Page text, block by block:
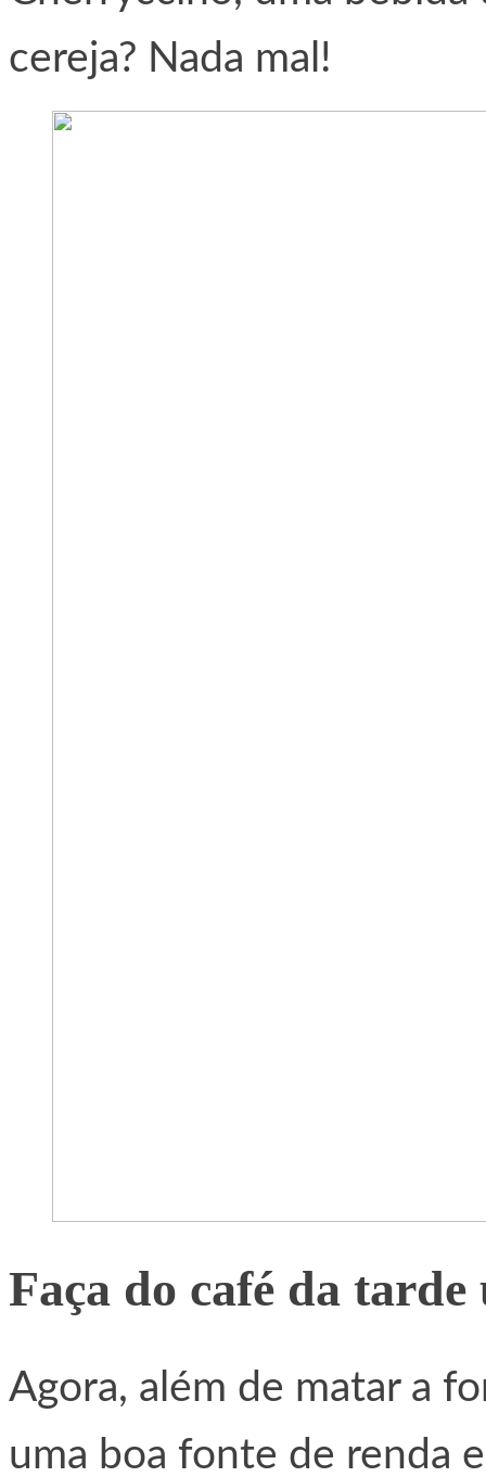
cereja? Nada mal!
Faça do café da tarde
Agora, além de matar a
uma boa fonte de renda